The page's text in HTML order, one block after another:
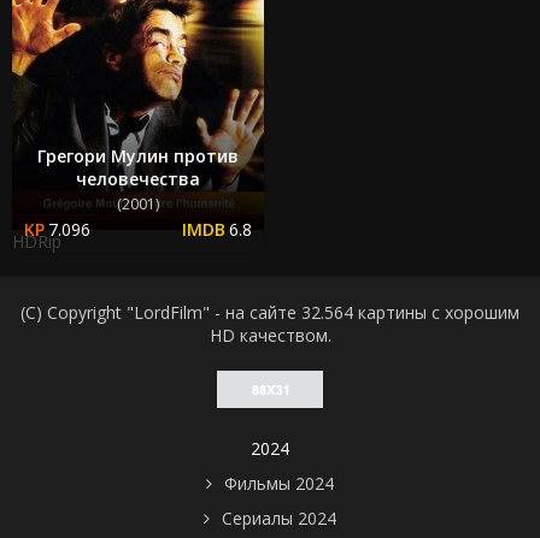
Грегори Мулин против
человечества
(2001)
7.096 6.8
HDRip
(C) Copyright "LordFilm" - на сайте 32.564 картины с хорошим
HD качеством.
2024
Фильмы 2024
Сериалы 2024